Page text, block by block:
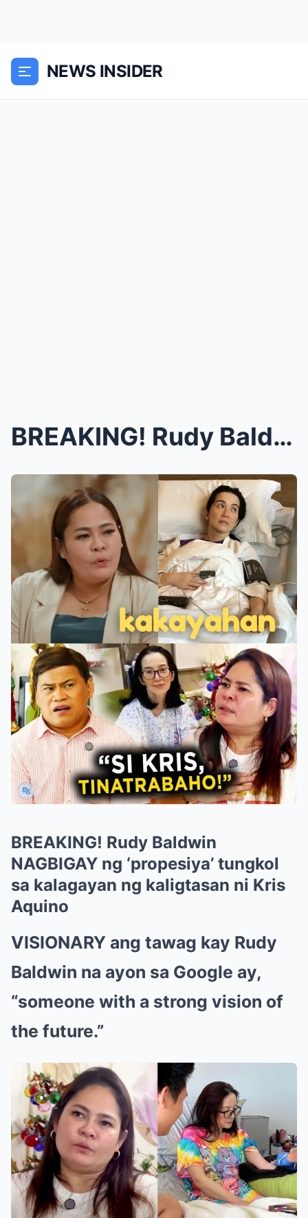
NEWS INSIDER
BREAKING! Rudy Baldwin NAGBIGAY ng ‘propesiy...
BREAKING! Rudy Baldwin
NAGBIGAY ng ‘propesiya’ tungkol
sa kalagayan ng kaligtasan ni Kris
Aquino
VISIONARY ang tawag kay Rudy
Baldwin na ayon sa Google ay,
“someone with a strong vision of
the future.”